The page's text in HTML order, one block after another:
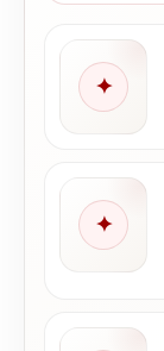
✦
✦